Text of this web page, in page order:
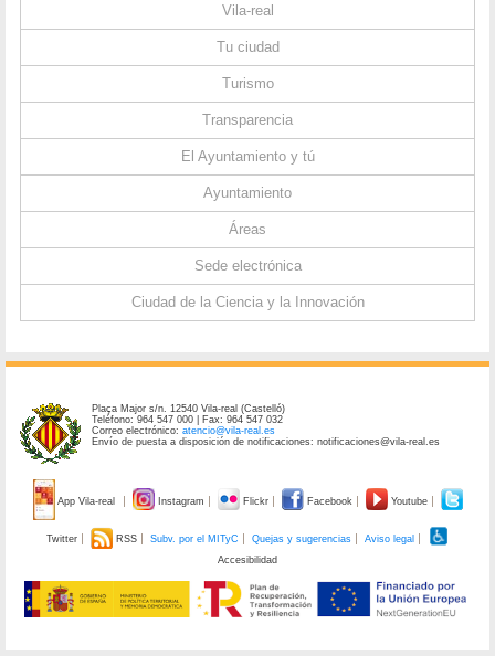
Vila-real
Tu ciudad
Turismo
Transparencia
El Ayuntamiento y tú
Ayuntamiento
Áreas
Sede electrónica
Ciudad de la Ciencia y la Innovación
Plaça Major s/n. 12540 Vila-real (Castelló)
Teléfono: 964 547 000 | Fax: 964 547 032
Correo electrónico:atencio@vila-real.es
Envío de puesta a disposición de notificaciones: notificaciones@vila-real.es
App Vila-real Instagram Flickr Facebook Youtube
Twitter RSS Subv. por el MITyC Quejas y sugerencias
Aviso legal
Accesibilidad